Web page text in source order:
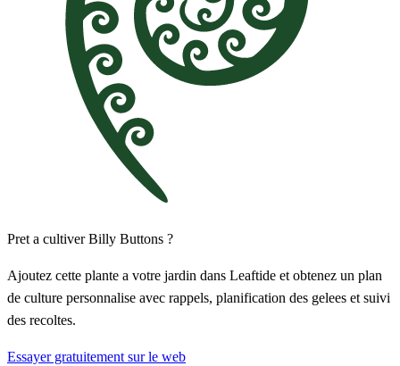
Pret a cultiver Billy Buttons ?
Ajoutez cette plante a votre jardin dans Leaftide et obtenez un plan
de culture personnalise avec rappels, planification des gelees et suivi
des recoltes.
Essayer gratuitement sur le web